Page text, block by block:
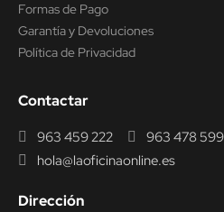
Formas de Pago
Garantía y Devoluciones
Política de Privacidad
Contactar
963 459 222
963 478 599
hola@laoficinaonline.es
Dirección